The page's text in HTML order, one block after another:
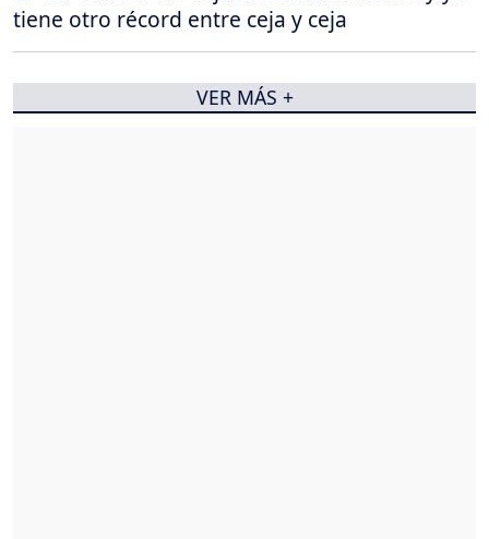
tiene otro récord entre ceja y ceja
VER MÁS +